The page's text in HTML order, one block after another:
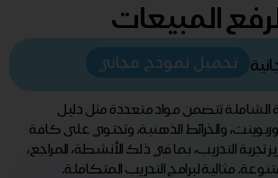
المبيعات
تحميل نموذج مجاني
الشاملة تتضمن مواد متعددة مثل دليل
والخرائط الذهنية، وتحتوي على كافة
تجربة التدريب، بما في ذلك الأنشطة، المراجع،
مثالية لبرامج التدريب المتكاملة.